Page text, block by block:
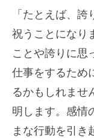
「たとえば、
祝うことになり
ことや誇りに思
仕事をするため
るかもしれま
明します。感情
まな行動を引き